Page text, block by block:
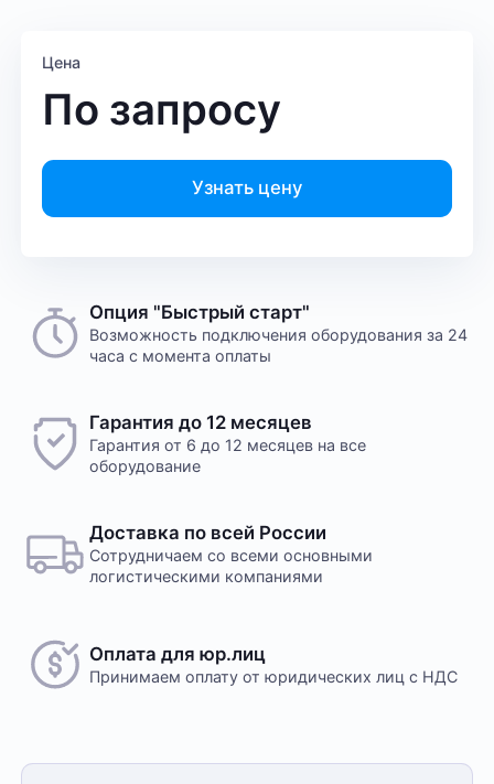
Цена
По запросу
Узнать цену
Опция "Быстрый старт"
Возможность подключения оборудования за 24
часа с момента оплаты
Гарантия до 12 месяцев
Гарантия от 6 до 12 месяцев на все
оборудование
Доставка по всей России
Сотрудничаем со всеми основными
логистическими компаниями
Оплата для юр.лиц
Принимаем оплату от юридических лиц с НДС